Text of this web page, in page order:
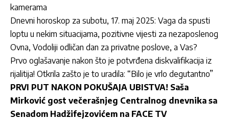
kamerama
Dnevni horoskop za subotu, 17. maj 2025: Vaga da spusti
loptu u nekim situacijama, pozitivne vijesti za nezaposlenog
Ovna, Vodoliji odličan dan za privatne poslove, a Vas?
Prvo oglašavanje nakon što je potvrđena diskvalifikacija iz
rijalitija! Otkrila zašto je to uradila: “Bilo je vrlo degutantno”
PRVI PUT NAKON POKUŠAJA UBISTVA! Saša
Mirković gost večerašnjeg Centralnog dnevnika sa
Senadom Hadžifejzovićem na FACE TV